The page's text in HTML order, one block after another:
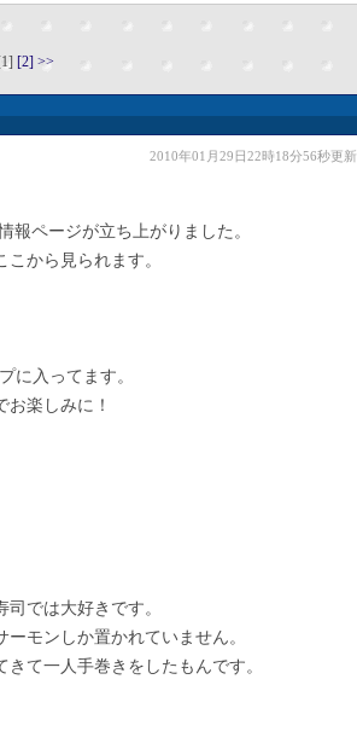
[1] [2] >>
2010年01月29日22時18分56秒更新
報ページが立ち上がりました。
から見られます。
に入ってます。
楽しみに！
では大好きです。
モンしか置かれていません。
て一人手巻きをしたもんです。